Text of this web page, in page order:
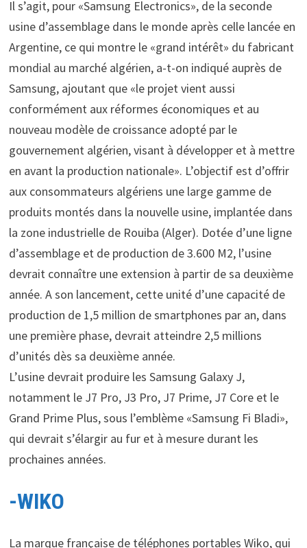
Il s’agit, pour «Samsung Electronics», de la seconde
usine d’assemblage dans le monde après celle lancée en
Argentine, ce qui montre le «grand intérêt» du fabricant
mondial au marché algérien, a-t-on indiqué auprès de
Samsung, ajoutant que «le projet vient aussi
conformément aux réformes économiques et au
nouveau modèle de croissance adopté par le
gouvernement algérien, visant à développer et à mettre
en avant la production nationale». L’objectif est d’offrir
aux consommateurs algériens une large gamme de
produits montés dans la nouvelle usine, implantée dans
la zone industrielle de Rouiba (Alger). Dotée d’une ligne
d’assemblage et de production de 3.600 M2, l’usine
devrait connaître une extension à partir de sa deuxième
année. A son lancement, cette unité d’une capacité de
production de 1,5 million de smartphones par an, dans
une première phase, devrait atteindre 2,5 millions
d’unités dès sa deuxième année.
L’usine devrait produire les Samsung Galaxy J,
notamment le J7 Pro, J3 Pro, J7 Prime, J7 Core et le
Grand Prime Plus, sous l’emblème «Samsung Fi Bladi»,
qui devrait s’élargir au fur et à mesure durant les
prochaines années.
-WIKO
La marque française de téléphones portables Wiko, qui